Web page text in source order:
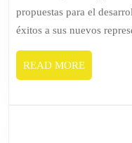
propuestas para el
éxitos a sus nuevos
READ MORE